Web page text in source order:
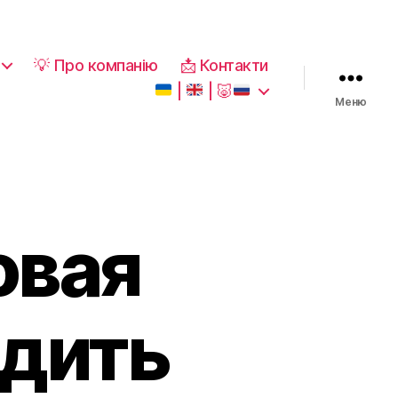
💡 Про компанію
📩 Контакти
🐷
Меню